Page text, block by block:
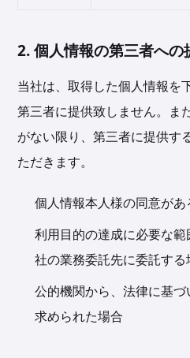
2. 個人情報の第三者への
当社は、取得した個人情報を
第三者に提供致しません。ま
がない限り、第三者に提供す
ただきます。
個人情報本人様の同意があ
利用目的の達成に必要な
社の業務委託先に委託する
公的機関から、法律に基
求められた場合